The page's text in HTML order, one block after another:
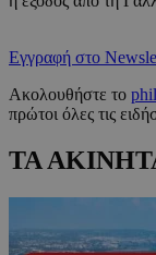
Εγγραφή στο
Ακολουθήστε το
πρώτοι όλες τις
ΤΑ